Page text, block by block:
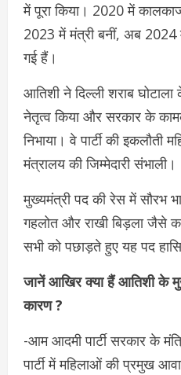
में पूरा किया। 2020 में
2023 में मंत्री बनीं, अब 2024
गई हैं।
आतिशी ने दिल्ली शराब घोटाला
नेतृत्व किया और सरकार के
निभाया। वे पार्टी की इकलौती
मंत्रालय की जिम्मेदारी संभाली।
मुख्यमंत्री पद की रेस में सौरभ
गहलोत और राखी बिड़ला जैसे
सभी को पछाड़ते हुए यह पद
जानें आखिर क्या हैं आतिशी के
कारण ?
-आम आदमी पार्टी सरकार के
पार्टी में महिलाओं की प्रमुख